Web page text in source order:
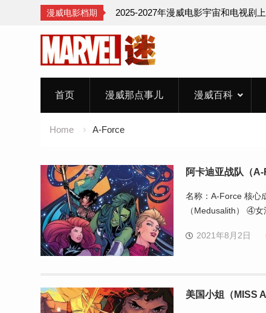
漫威电影档期 2025-2027年漫威电影宇宙和电视剧
首页 漫威那点事儿 漫威百科
Home A-Force
阿卡迪亚战队（A-
名称：A-Force 核
（Medusalith） ④
2021年8月2日
美国小姐（MISS